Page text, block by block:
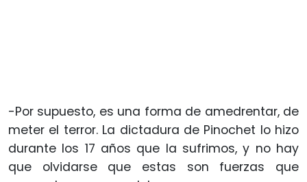
-Por supuesto, es una forma de amedrentar, de
meter el terror. La dictadura de Pinochet lo hizo
durante los 17 años que la sufrimos, y no hay
que olvidarse que estas son fuerzas que